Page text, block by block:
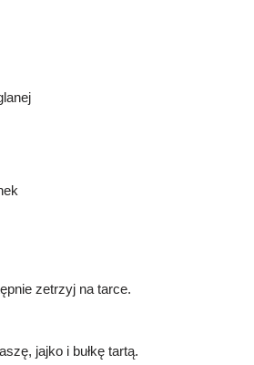
zetrzyj na tarce.
jajko i bułkę tartą.